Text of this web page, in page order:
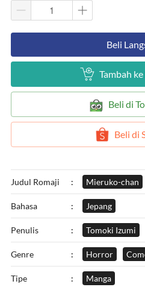
`Beli
` Tambah
` Beli di
` Beli di
Judul Romaji : Mieruko-chan
Bahasa : Jepang
Penulis : Tomoki Izumi
Genre : Horror
Tipe : Manga